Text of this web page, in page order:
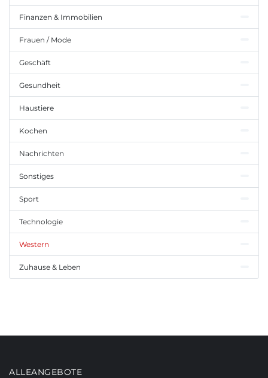
Finanzen & Immobilien
Frauen / Mode
Geschäft
Gesundheit
Haustiere
Kochen
Nachrichten
Sonstiges
Sport
Technologie
Western
Zuhause & Leben
ALLEANGEBOTE